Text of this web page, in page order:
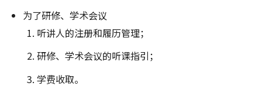
为了研修、学术会议
听讲人的注册和履历管理；
研修、学术会议的听课指引；
学费收取。